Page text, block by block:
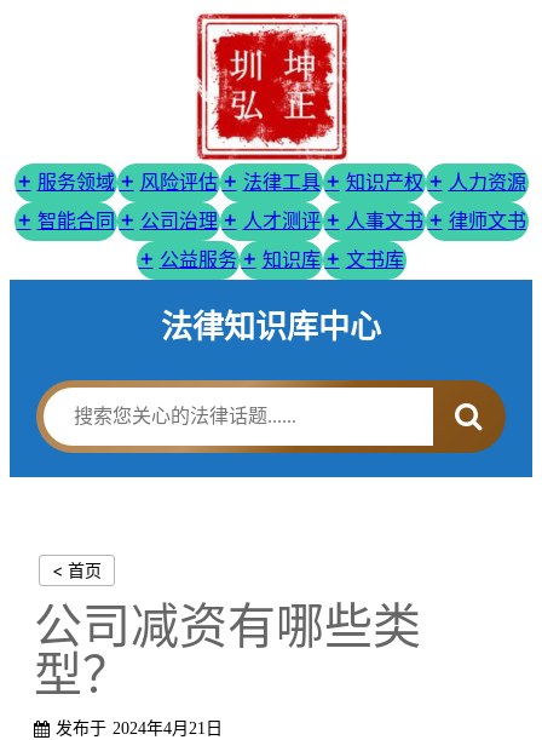
服务领域 风险评估 法律工具 知识产权
人力资源
智能合同
公司治理 人才测评 人事文书
律师文书
公益服务
知识库 文书库
法律知识库中心
< 首页
公司减资有哪些类
型？
发布于 2024年4月21日